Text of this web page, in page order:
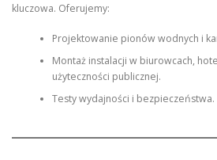
kluczowa. Oferujemy:
Projektowanie pionów wodnych i
Montaż instalacji w biurowcach,
użyteczności publicznej.
Testy wydajności i bezpieczeństwa.